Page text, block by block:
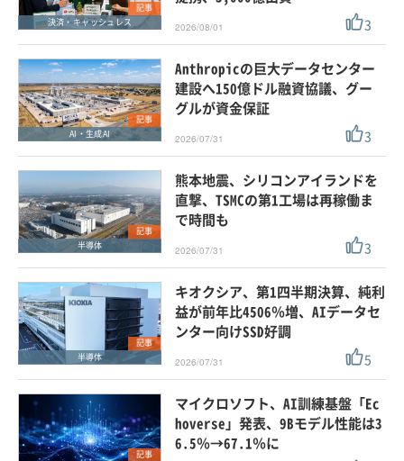
記事
決済・キャッシュレス
2026/08/01 3
記事
AI・生成AI
Anthropicの巨大データセンター
建設へ150億ドル融資協議、グー
グルが資金保証
2026/07/31 3
記事
半導体
熊本地震、シリコンアイランドを
直撃、TSMCの第1工場は再稼働ま
で時間も
2026/07/31 3
記事
半導体
キオクシア、第1四半期決算、純利
益が前年比4506％増、AIデータセ
ンター向けSSD好調
2026/07/31 5
記事
マイクロソフト、AI訓練基盤「Ec
hoverse」発表、9Bモデル性能は3
6.5％→67.1％に